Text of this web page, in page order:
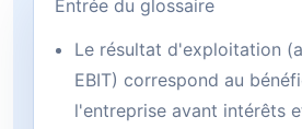
Entrée du glossaire
Le résultat d'exploitation
EBIT) correspond au
l'entreprise avant intérêts